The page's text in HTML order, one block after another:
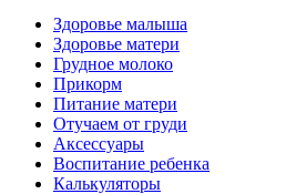
Здоровье малыша
Здоровье матери
Грудное молоко
Прикорм
Питание матери
Отучаем от груди
Аксессуары
Воспитание ребенка
Калькуляторы